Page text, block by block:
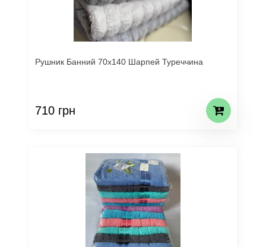
Рушник Банний 70х140 Шарпей Туреччина
710 грн